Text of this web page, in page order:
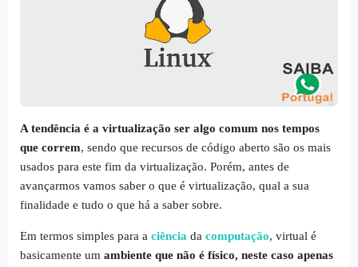
A tendência é a virtualização ser algo comum nos tempos
que correm, sendo que recursos de código aberto são os mais
usados para este fim da virtualização. Porém, antes de
avançarmos vamos saber o que é virtualização, qual a sua
finalidade e tudo o que há a saber sobre.
Em termos simples para a ciência da computação, virtual é
basicamente um ambiente que não é físico, neste caso apenas